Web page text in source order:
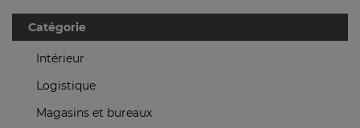
Catégorie
Intérieur
Logistique
Magasins et bureaux